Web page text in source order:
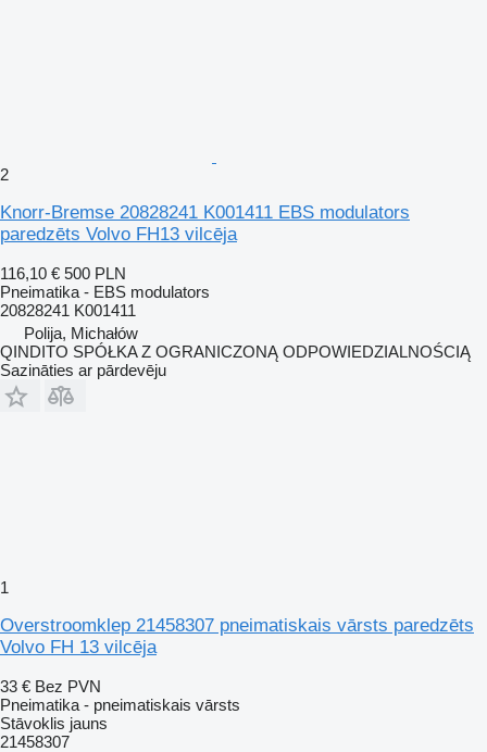
2
Knorr-Bremse 20828241 K001411 EBS modulators
paredzēts Volvo FH13 vilcēja
116,10 € 500 PLN
Pneimatika - EBS modulators
20828241 K001411
Polija, Michałów
QINDITO SPÓŁKA Z OGRANICZONĄ ODPOWIEDZIALNOŚCIĄ
Sazināties ar pārdevēju
1
Overstroomklep 21458307 pneimatiskais vārsts paredzēts
Volvo FH 13 vilcēja
33 € Bez PVN
Pneimatika - pneimatiskais vārsts
Stāvoklis jauns
21458307